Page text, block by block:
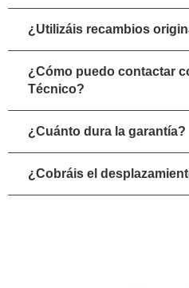
¿Utilizáis recambios
¿Cómo puedo contactar
Técnico?
¿Cuánto dura la garantía?
¿Cobráis el